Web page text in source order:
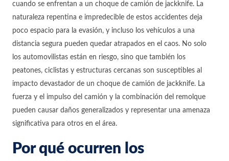
cuando se enfrentan a un choque de camión de jackknife. La
naturaleza repentina e impredecible de estos accidentes deja
poco espacio para la evasión, y incluso los vehículos a una
distancia segura pueden quedar atrapados en el caos. No solo
los automovilistas están en riesgo, sino que también los
peatones, ciclistas y estructuras cercanas son susceptibles al
impacto devastador de un choque de camión de jackknife. La
fuerza y el impulso del camión y la combinación del remolque
pueden causar daños generalizados y representar una amenaza
significativa para otros en el área.
Por qué ocurren los